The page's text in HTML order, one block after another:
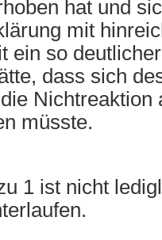
hat und
mit
ein so
dass sich
Nichtreaktion
müsste.
1 ist nicht